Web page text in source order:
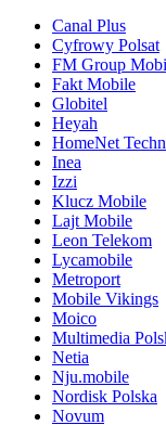
Canal Plus
Cyfrowy Polsat
FM Group
Fakt Mobile
Globitel
Heyah
HomeNet
Inea
Izzi
Klucz Mobile
Lajt Mobile
Leon Telekom
Lycamobile
Metroport
Mobile Vikings
Moico
Multimedia
Netia
Nju.mobile
Nordisk Polska
Novum